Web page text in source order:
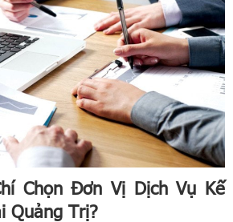
Chọn Đơn Vị Dịch Vụ Kế
Quảng Trị?